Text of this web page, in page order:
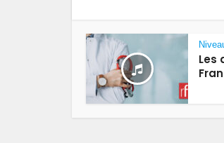
Les